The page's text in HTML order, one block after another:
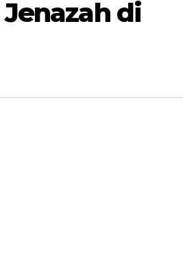
di